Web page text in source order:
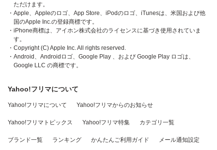
ただけます。
・Apple、Appleのロゴ、App Store、iPodのロゴ、iTunesは、米国および他
国のApple Inc.の登録商標です。
・iPhone商標は、アイホン株式会社のライセンスに基づき使用されていま
す。
・Copyright (C) Apple Inc. All rights reserved.
・Android、Androidロゴ、Google Play 、および Google Play ロゴは、
Google LLC の商標です。
Yahoo!フリマについて
Yahoo!フリマについて Yahoo!フリマからのお知らせ
Yahoo!フリマトピックス Yahoo!フリマ特集 カテゴリ一覧
ブランド一覧 ランキング かんたんご利用ガイド メール通知設定